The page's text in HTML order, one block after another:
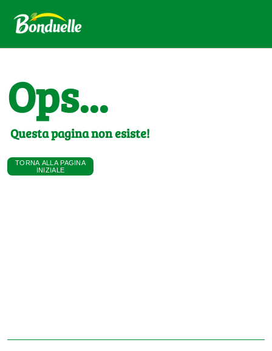
Ops...
Questa pagina non esiste!
TORNA ALLA PAGINA
INIZIALE